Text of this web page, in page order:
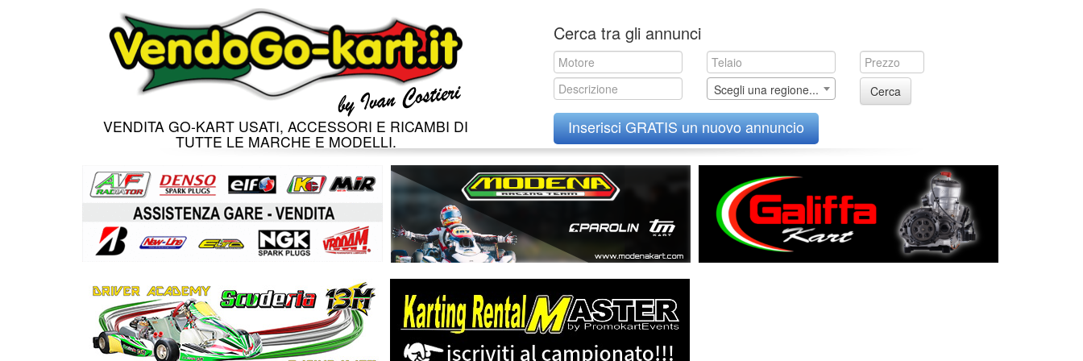
VENDITA GO-KART USATI, ACCESSORI E RICAMBI DI
TUTTE LE MARCHE E MODELLI.
to
content
Cerca tra gli annunci
Scegli una regione... Cerca
Inserisci GRATIS un nuovo annuncio